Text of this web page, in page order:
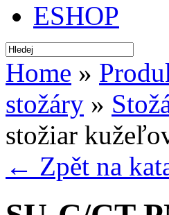
ESHOP
Home »
stožáry »
stožiar
← Zpět na